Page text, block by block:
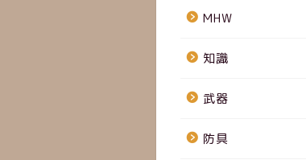
MHW
知識
武器
防具